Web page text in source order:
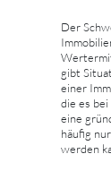
Der
gibt
einer
die es
eine
häufig
werden